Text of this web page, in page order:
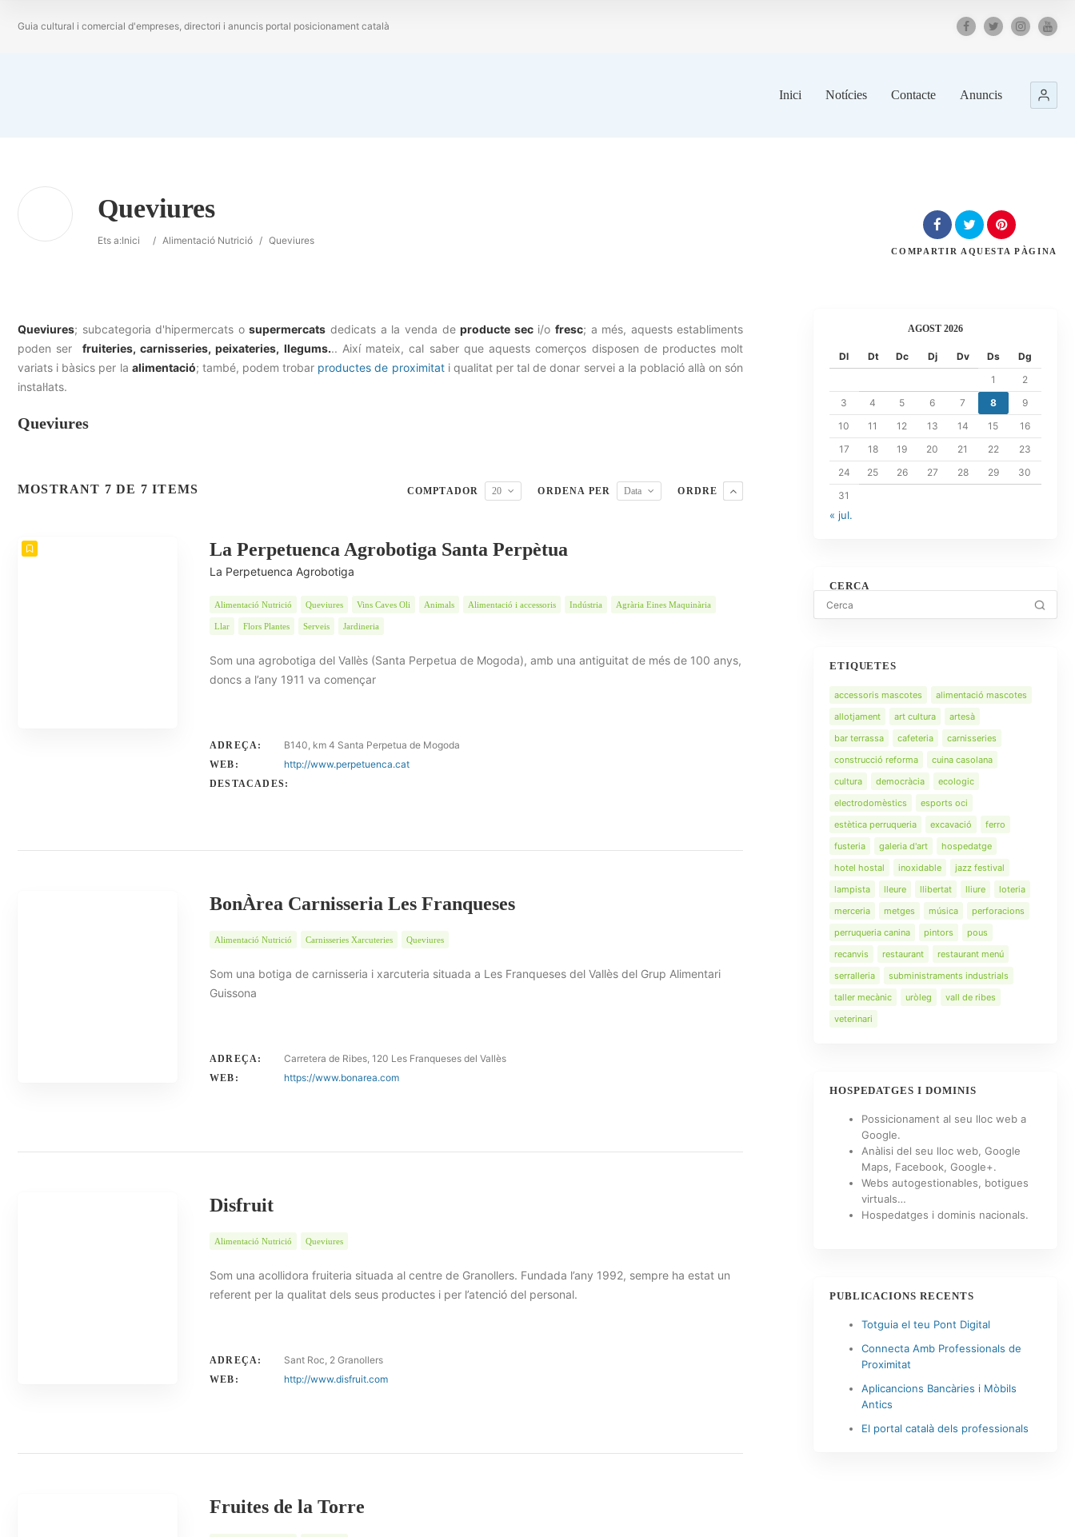
Guia cultural i comercial d'empreses, directori i anuncis portal posicionament català
Inici Notícies Contacte Anuncis
Queviures
Ets a:Inici / Alimentació Nutrició / Queviures
COMPARTIR AQUESTA PÀGINA
Queviures; subcategoria d'hipermercats osupermercats dedicats a la venda deproducte seci/o fresc; a més, aquests establiments
poden ser fruiteries, carnisseries, peixateries, llegums... Així mateix, cal saber que aquests comerços disposen de productes molt
variats i bàsics per la alimentació; també, podem trobar productes de proximitati qualitat per tal de donar servei a la població allà on són
instal·lats.
Queviures
MOSTRANT 7 DE 7 ITEMS COMPTADOR 20 ORDENA PER Data ORDRE
La Perpetuenca Agrobotiga Santa Perpètua
La Perpetuenca Agrobotiga
Alimentació Nutrició Queviures Vins Caves Oli Animals Alimentació i accessoris Indústria Agrària Eines Maquinària
Llar Flors Plantes Serveis Jardineria
Som una agrobotiga del Vallès (Santa Perpetua de Mogoda), amb una antiguitat de més de 100 anys,
doncs a l’any 1911 va començar
ADREÇA: B140, km 4 Santa Perpetua de Mogoda
WEB: http://www.perpetuenca.cat
DESTACADES:
BonÀrea Carnisseria Les Franqueses
Alimentació Nutrició Carnisseries Xarcuteries Queviures
Som una botiga de carnisseria i xarcuteria situada a Les Franqueses del Vallès del Grup Alimentari
Guissona
ADREÇA: Carretera de Ribes, 120 Les Franqueses del Vallès
WEB: https://www.bonarea.com
Disfruit
Alimentació Nutrició Queviures
Som una acollidora fruiteria situada al centre de Granollers. Fundada l’any 1992, sempre ha estat un
referent per la qualitat dels seus productes i per l’atenció del personal.
ADREÇA: Sant Roc, 2 Granollers
WEB: http://www.disfruit.com
Fruites de la Torre
AGOST 2026
Dl Dt Dc Dj Dv Ds
Dg
1
2
3
4 5 6 7 8
9
10
11 12 13 14 15
16
17
18 19 20 21 22
23
24
25 26 27 28 29
30
31
« jul.
CERCA
ETIQUETES
accessoris mascotes
alimentació mascotes
allotjament
art cultura
artesà
bar terrassa
cafeteria
carnisseries
construcció reforma
cuina casolana
cultura
democràcia
ecologic
electrodomèstics
esports oci
estètica perruqueria
excavació
ferro
fusteria
galeria d'art
hospedatge
hotel hostal
inoxidable
jazz festival
lampista
lleure llibertat lliure
loteria
merceria
metges música
perforacions
perruqueria canina
pintors
pous
recanvis
restaurant
restaurant menú
serralleria
subministraments industrials
taller mecànic
uròleg
vall de ribes
veterinari
HOSPEDATGES I DOMINIS
Possicionament al seu lloc web a
Google.
Anàlisi del seu lloc web, Google
Maps, Facebook, Google+.
Webs autogestionables, botigues
virtuals…
Hospedatges i dominis nacionals.
PUBLICACIONS RECENTS
Totguia el teu Pont Digital
Connecta Amb Professionals de
Proximitat
Aplicancions Bancàries i Mòbils
Antics
El portal català dels professionals